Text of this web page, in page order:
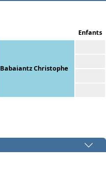
Enfants
Babaiantz Christophe